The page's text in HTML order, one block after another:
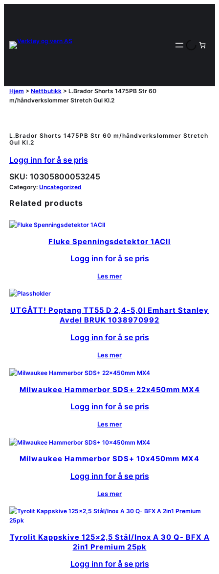
Hjem > Nettbutikk> L.Brador Shorts 1475PB Str 60
m/håndverkslommer Stretch Gul Kl.2
L.Brador Shorts 1475PB Str 60 m/håndverkslommer Stretch
Gul Kl.2
Logg inn for å se pris
SKU: 10305800053245
Category: Uncategorized
Related products
Fluke Spenningsdetektor 1ACII
Logg inn for å se pris
Les mer
UTGÅTT! Poptang TT55 D 2,4-5,0I Emhart Stanley
Avdel BRUK 1038970992
Logg inn for å se pris
Les mer
Milwaukee Hammerbor SDS+ 22x450mm MX4
Logg inn for å se pris
Les mer
Milwaukee Hammerbor SDS+ 10x450mm MX4
Logg inn for å se pris
Les mer
Tyrolit Kappskive 125×2,5 Stål/Inox A 30 Q- BFX A
2in1 Premium 25pk
Logg inn for å se pris